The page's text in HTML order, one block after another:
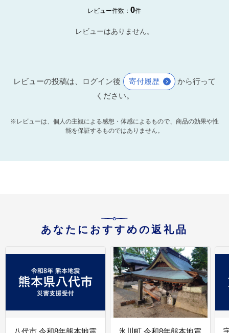
レビュー件数：0件
レビューはありません。
レビューの投稿は、ログイン後 寄付履歴
から行って
ください。
※レビューは、個人の主観による感想・体感によるもので、商品の効果や性
能を保証するものではありません。
あなたにおすすめの返礼品